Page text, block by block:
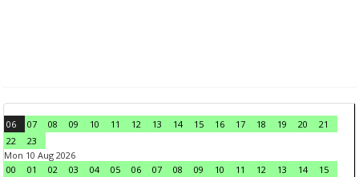
06 07 08 09 10 11 12 13 14 15 16 17 18 19 20
21
22
23
Mon 10 Aug 2026
00
01 02 03 04 05 06 07 08 09 10 11 12 13 14
15